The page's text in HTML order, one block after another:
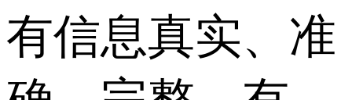
有信息真实、准